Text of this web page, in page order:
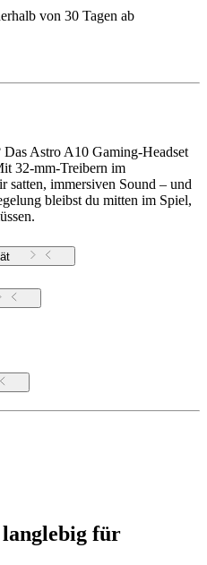
von 30 Tagen ab
Astro A10 Gaming-Headset
32-mm-Treibern im
satten, immersiven Sound – und
bleibst du mitten im Spiel,
für